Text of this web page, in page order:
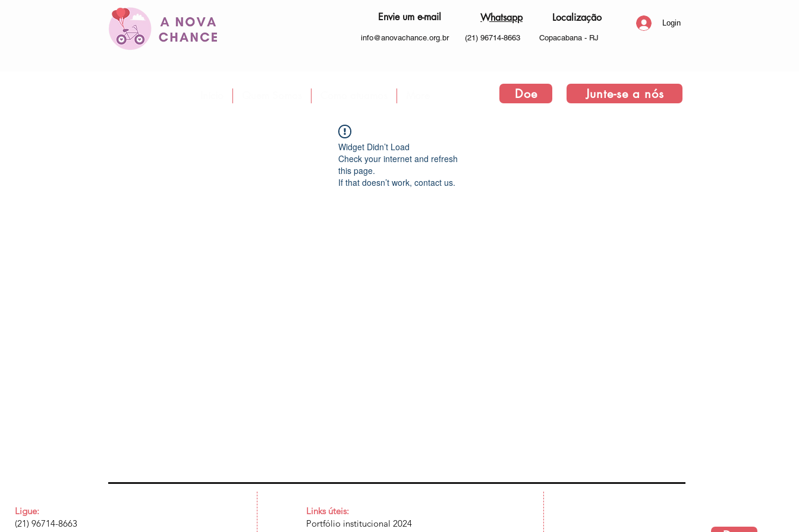
Envie um e-mail
info@anovachance.org.br
Whatsapp
(21) 96714-8663
Localização
Copacabana - RJ
Login
Doe Junte-se a nós
Widget Didn’t Load
Check your internet and refresh
this page.
If that doesn’t work, contact us.
Ligue:
(21) 96714-8663
Links úteis:
Portfólio institucional 2024